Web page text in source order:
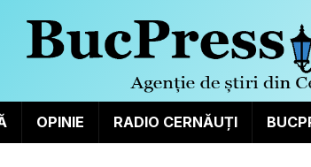
OPINIE RADIO CERNĂUȚI